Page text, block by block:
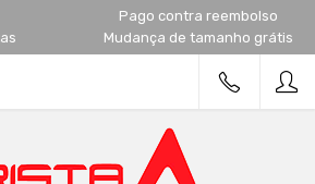
Pago contra reembolso
Mudança de tamanho grátis